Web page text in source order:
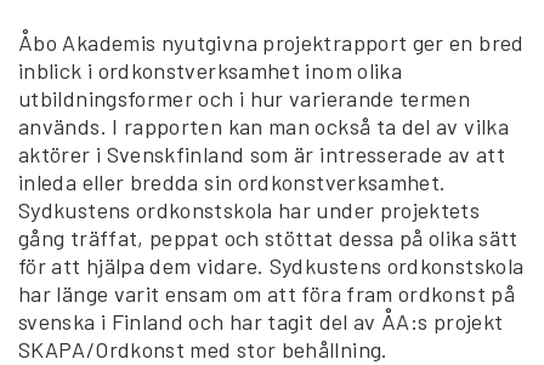
Åbo Akademis nyutgivna projektrapport ger en bred
inblick i ordkonstverksamhet inom olika
utbildningsformer och i hur varierande termen
används. I rapporten kan man också ta del av vilka
aktörer i Svenskfinland som är intresserade av att
inleda eller bredda sin ordkonstverksamhet.
Sydkustens ordkonstskola har under projektets
gång träffat, peppat och stöttat dessa på olika sätt
för att hjälpa dem vidare. Sydkustens ordkonstskola
har länge varit ensam om att föra fram ordkonst på
svenska i Finland och har tagit del av ÅA:s projekt
SKAPA/Ordkonst med stor behållning.